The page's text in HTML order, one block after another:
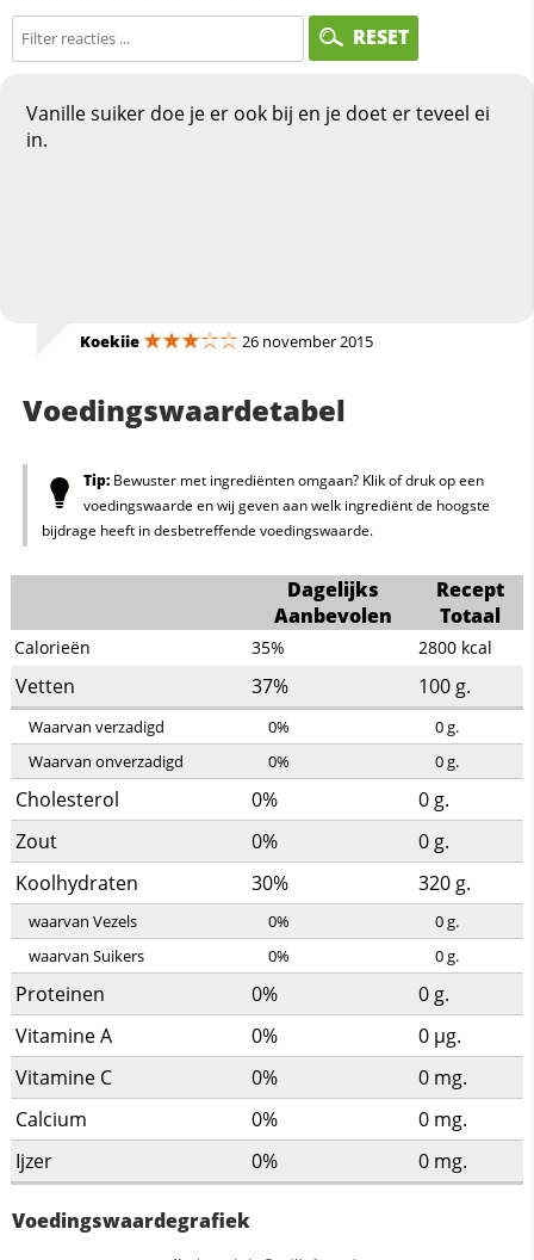
RESET
Vanille suiker doe je er ook bij en je doet er teveel ei
in.
Koekiie 26 november 2015
Voedingswaardetabel
Tip:Bewuster met ingrediënten omgaan? Klik of druk op een
voedingswaarde en wij geven aan welk ingrediënt de hoogste
bijdrage heeft in desbetreffende voedingswaarde.
Dagelijks
Aanbevolen
Recept
Totaal
Calorieën 35% 2800 kcal
Vetten 37% 100 g.
Waarvan verzadigd 0% 0g.
Waarvan onverzadigd
0% 0g.
Cholesterol 0% 0 g.
Zout
0% 0 g.
Koolhydraten
30% 320 g.
waarvan Vezels 0% 0g.
waarvan Suikers
0% 0g.
Proteinen 0% 0 g.
Vitamine A
0% 0 µg.
Vitamine C
0% 0 mg.
Calcium
0% 0 mg.
Ijzer
0% 0 mg.
Voedingswaardegrafiek